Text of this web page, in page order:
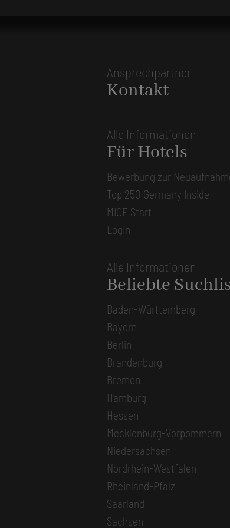
Ansprechpartner
Kontakt
Alle Informationen
Für Hotels
Bewerbung zur
Top 250 Germany Inside
MICE Start
Login
Alle Informationen
Beliebte
Baden-Württemberg
Bayern
Berlin
Brandenburg
Bremen
Hamburg
Hessen
Mecklenburg-Vorpommern
Niedersachsen
Nordrhein-Westfalen
Rheinland-Pfalz
Saarland
Sachsen